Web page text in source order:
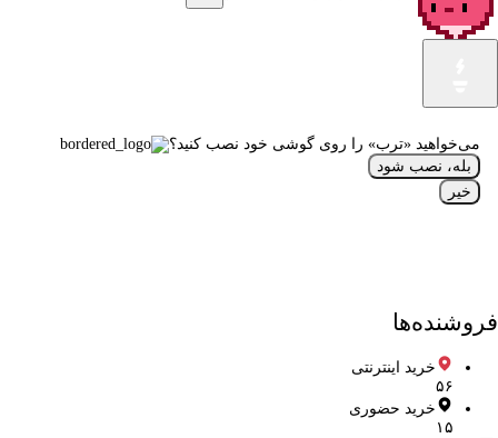
می‌خواهید «ترب» را روی گوشی خود نصب کنید؟
بله، نصب شود
خیر
فروشنده‌ها
خرید اینترنتی
۵۶
خرید حضوری
۱۵